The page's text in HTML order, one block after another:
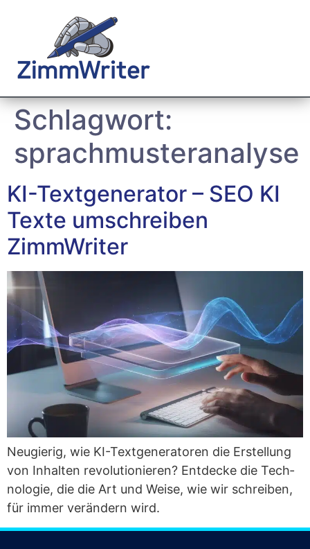
Schlagwort:
sprachmusteranalyse
KI-Textgenerator – SEO KI
Texte umschreiben
ZimmWriter
Neu­gie­rig, wie KI-Text­ge­ne­ra­to­ren die Erstel­lung
von Inhal­ten revo­lu­tio­nie­ren? Ent­de­cke die Tech­
no­lo­gie, die die Art und Wei­se, wie wir schrei­ben,
für immer ver­än­dern wird.